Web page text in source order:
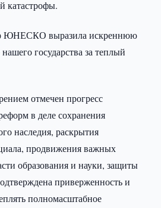
катастрофы.
ЮНЕСКО выразила искреннюю
государства за теплый
отмечен прогресс
в деле сохранения
наследия, раскрытия
продвижения важных
образования и науки, защиты
приверженность и
полномасштабное